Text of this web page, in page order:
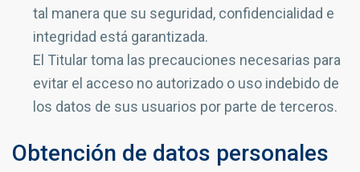
tal manera que su seguridad, confidencialidad e
integridad está garantizada.
El Titular toma las precauciones necesarias para
evitar el acceso no autorizado o uso indebido de
los datos de sus usuarios por parte de terceros.
Obtención de datos personales